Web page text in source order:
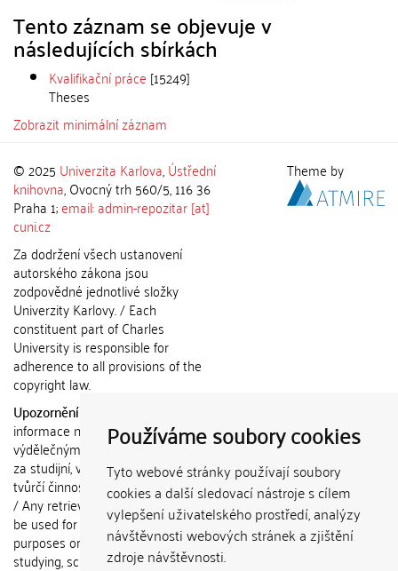
Používáme soubory cookies
Tyto webové stránky používají soubory
cookies a další sledovací nástroje s cílem
vylepšení uživatelského prostředí, analýzy
návštěvnosti webových stránek a zjištění
zdroje návštěvnosti.
Tento záznam se objevuje v
následujících sbírkách
Kvalifikační práce [15249]
Theses
Zobrazit minimální záznam
© 2025 Univerzita Karlova,Ústřední
knihovna, Ovocný trh 560/5, 116 36
Praha 1;email: admin-repozitar [at]
cuni.cz
Za dodržení všech ustanovení
autorského zákona jsou
zodpovědné jednotlivé složky
Univerzity Karlovy. / Each
constituent part of Charles
University is responsible for
adherence to all provisions of the
copyright law.
Upozornění / Notice:
informace nemohou být použity k
výdělečným účelům nebo vydávány
za studijní, vědeckou nebo jinou
tvůrčí činnost jiné osoby než autora.
/ Any retrieved information shall not
be used for any commercial
purposes or claimed as results of
studying, scientific or any other
Theme by